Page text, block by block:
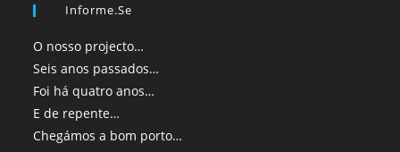
Informe.se
O nosso projecto…
Seis anos passados…
Foi há quatro anos…
E de repente…
Chegámos a bom porto…